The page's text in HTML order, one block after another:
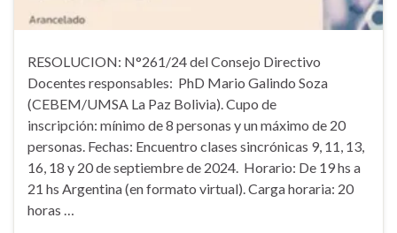
RESOLUCION: N°261/24 del Consejo Directivo
Docentes responsables: PhD Mario Galindo Soza
(CEBEM/UMSA La Paz Bolivia). Cupo de
inscripción: mínimo de 8 personas y un máximo de 20
personas. Fechas: Encuentro clases sincrónicas 9, 11, 13,
16, 18 y 20 de septiembre de 2024. Horario: De 19 hs a
21 hs Argentina (en formato virtual). Carga horaria: 20
horas …